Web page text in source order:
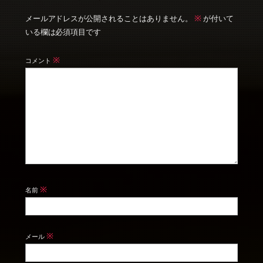
メールアドレスが公開されることはありません。 ※ が付いて
いる欄は必須項目です
コメント ※
名前 ※
メール ※